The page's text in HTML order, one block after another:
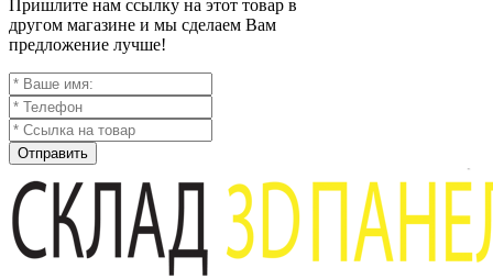
Пришлите нам ссылку на этот товар в
другом магазине и мы сделаем Вам
предложение лучше!
Отправить